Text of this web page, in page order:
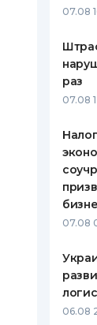
ВСЕ
07.08
раз
07.08
07.08
06.08